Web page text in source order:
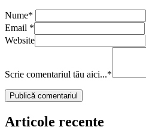
Nume*
Email *
Website
Scrie comentariul tău aici...*
Articole recente